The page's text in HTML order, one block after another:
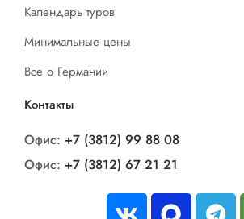
Календарь туров
Минимальные цены
Все о Германии
Контакты
Офис: +7 (3812) 99 88 08
Офис: +7 (3812) 67 21 21